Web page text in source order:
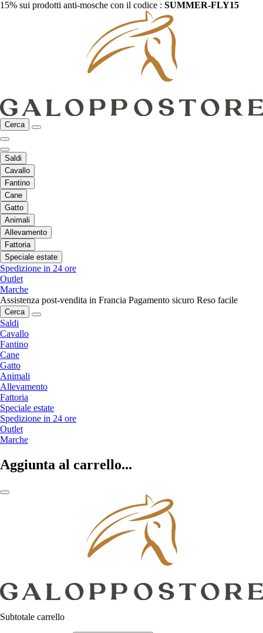
15% sui prodotti anti-mosche con il codice : SUMMER-FLY15
Cerca
Saldi
Cavallo
Fantino
Cane
Gatto
Animali
Allevamento
Fattoria
Speciale estate
Spedizione in 24 ore
Outlet
Marche
Assistenza post-vendita in Francia Pagamento sicuro Reso facile
Cerca
Saldi
Cavallo
Fantino
Cane
Gatto
Animali
Allevamento
Fattoria
Speciale estate
Spedizione in 24 ore
Outlet
Marche
Aggiunta al carrello...
Subtotale carrello